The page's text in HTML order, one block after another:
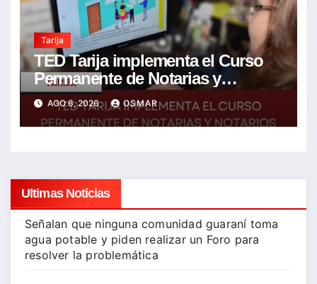
Tarija
TED Tarija implementa el Curso
Permanente de Notarias y
Notarios Electorales 2026
AGO 6, 2026 OSMAR
Ultimas Noticias
Señalan que ninguna comunidad guaraní toma
agua potable y piden realizar un Foro para
resolver la problemática